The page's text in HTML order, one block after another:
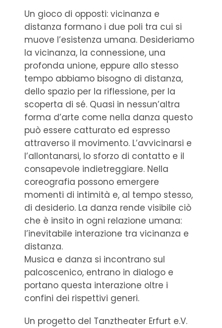
Un gioco di opposti: vicinanza e
distanza formano i due poli tra cui si
muove l’esistenza umana. Desideriamo
la vicinanza, la connessione, una
profonda unione, eppure allo stesso
tempo abbiamo bisogno di distanza,
dello spazio per la riflessione, per la
scoperta di sé. Quasi in nessun’altra
forma d’arte come nella danza questo
può essere catturato ed espresso
attraverso il movimento. L’avvicinarsi e
l’allontanarsi, lo sforzo di contatto e il
consapevole indietreggiare. Nella
coreografia possono emergere
momenti di intimità e, al tempo stesso,
di desiderio. La danza rende visibile ciò
che è insito in ogni relazione umana:
l’inevitabile interazione tra vicinanza e
distanza.
Musica e danza si incontrano sul
palcoscenico, entrano in dialogo e
portano questa interazione oltre i
confini dei rispettivi generi.
Un progetto del Tanztheater Erfurt e.V.